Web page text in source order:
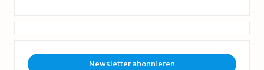
Newsletter abonnieren